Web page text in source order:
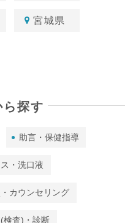
宮城県
ら探す
助言・保健指導
・洗口液
カウンセリング
検査)・診断